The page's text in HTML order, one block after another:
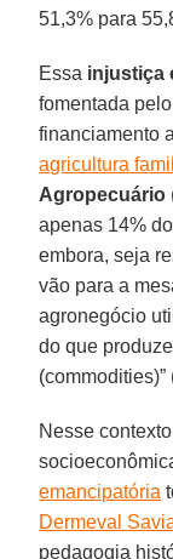
51,3% para
Essa injustiça
fomentada
financiamento
agricultura
Agropecuário
apenas 14%
embora, seja
vão para a
agronegócio
do que
Nesse
emancipatória
Dermeval
pedagogia